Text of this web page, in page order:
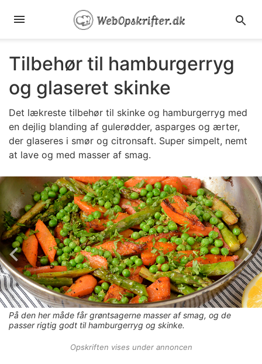
Tilbehør til hamburgerryg
og glaseret skinke
Det lækreste tilbehør til skinke og hamburgerryg med
en dejlig blanding af gulerødder, asparges og ærter,
der glaseres i smør og citronsaft. Super simpelt, nemt
at lave og med masser af smag.
På den her måde får grøntsagerne masser af smag, og de
passer rigtig godt til hamburgerryg og skinke.
Opskriften vises under annoncen